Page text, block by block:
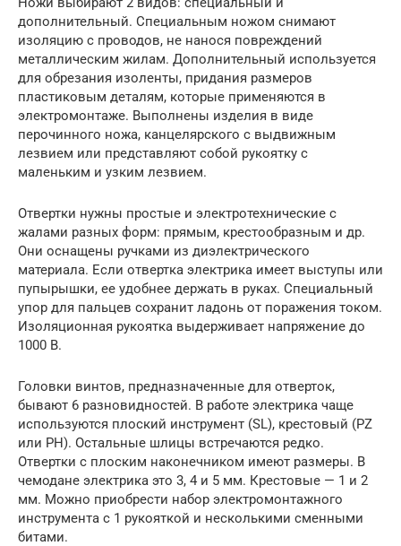
дополнительный. Специальным ножом снимают
изоляцию с проводов, не нанося повреждений
металлическим жилам. Дополнительный используется
для обрезания изоленты, придания размеров
пластиковым деталям, которые применяются в
электромонтаже. Выполнены изделия в виде
перочинного ножа, канцелярского с выдвижным
лезвием или представляют собой рукоятку с
маленьким и узким лезвием.
Отвертки нужны простые и электротехнические с
жалами разных форм: прямым, крестообразным и др.
Они оснащены ручками из диэлектрического
материала. Если отвертка электрика имеет выступы или
пупырышки, ее удобнее держать в руках. Специальный
упор для пальцев сохранит ладонь от поражения током.
Изоляционная рукоятка выдерживает напряжение до
1000 В.
Головки винтов, предназначенные для отверток,
бывают 6 разновидностей. В работе электрика чаще
используются плоский инструмент (SL), крестовый (PZ
или PH). Остальные шлицы встречаются редко.
Отвертки с плоским наконечником имеют размеры. В
чемодане электрика это 3, 4 и 5 мм. Крестовые — 1 и 2
мм. Можно приобрести набор электромонтажного
инструмента с 1 рукояткой и несколькими сменными
битами.